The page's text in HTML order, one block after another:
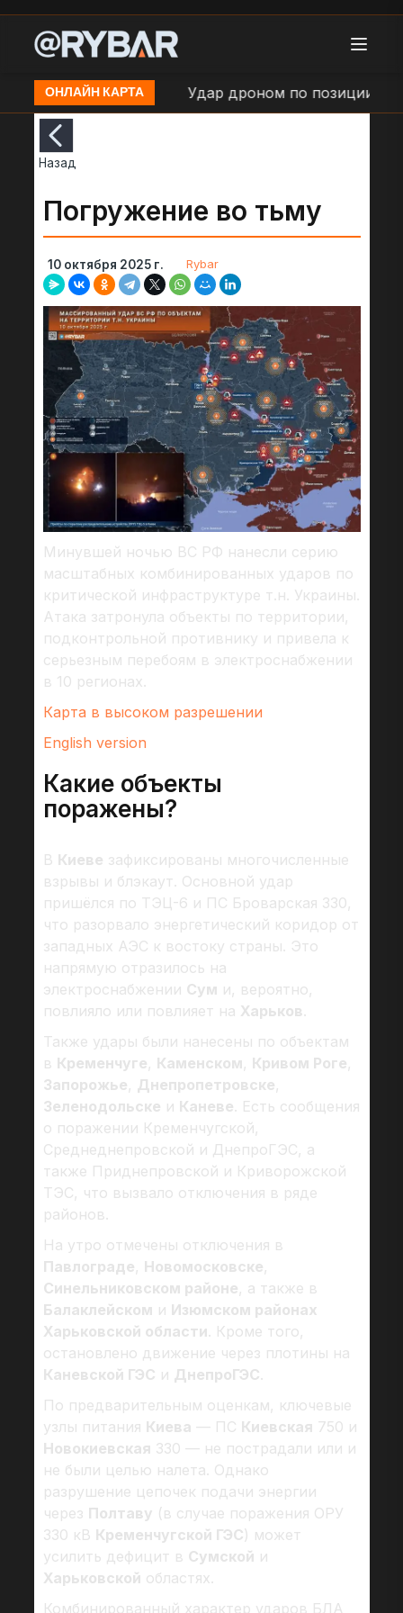
ОНЛАЙН КАРТА
в н.п. Левадное Удар дроном по позиции ВСУ
Назад
Погружение во тьму
10 октября 2025 г. Rybar
Минувшей ночью ВС РФ нанесли серию
масштабных комбинированных ударов по
критической инфраструктуре т.н. Украины.
Атака затронула объекты по территории,
подконтрольной противнику и привела к
серьезным перебоям в электроснабжении
в 10 регионах.
Карта в высоком разрешении
English version
Какие объекты
поражены?
В Киеве зафиксированы многочисленные
взрывы и блэкаут. Основной удар
пришёлся по ТЭЦ-6 и ПС Броварская 330,
что разорвало энергетический коридор от
западных АЭС к востоку страны. Это
напрямую отразилось на
электроснабжении Сум и, вероятно,
повлияло или повлияет на Харьков.
Также удары были нанесены по объектам
в Кременчуге, Каменском, Кривом Роге,
Запорожье, Днепропетровске,
Зеленодольске и Каневе. Есть сообщения
о поражении Кременчугской,
Среднеднепровской и ДнепроГЭС, а
также Приднепровской и Криворожской
ТЭС, что вызвало отключения в ряде
районов.
На утро отмечены отключения в
Павлограде, Новомосковске,
Синельниковском районе, а также в
Балаклейском и Изюмском районах
Харьковской области. Кроме того,
остановлено движение через плотины на
Каневской ГЭС и ДнепроГЭС.
По предварительным оценкам, ключевые
узлы питания Киева — ПС Киевская 750 и
Новокиевская 330 — не пострадали или и
не были целью налета. Однако
разрушение цепочек подачи энергии
через Полтаву (в случае поражения ОРУ
330 кВ Кременчугской ГЭС) может
усилить дефицит в Сумской и
Харьковской областях.
Комбинированный характер ударов БЛА